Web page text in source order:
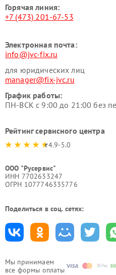
Мы принимаем
все формы оплаты
Горячая линия:
+7 (473) 201-67-53
Электронная почта:
info@jvc-fix.ru
для юридических лиц
manager@fix-jvc.ru
График работы:
ПН-ВСК с 9:00 до 21:00 без
Рейтинг сервисного центра
4.9-5.0
ООО "Русервис"
ИНН 7702633247
ОГРН 1077746335776
Поделиться в соц. сетях: